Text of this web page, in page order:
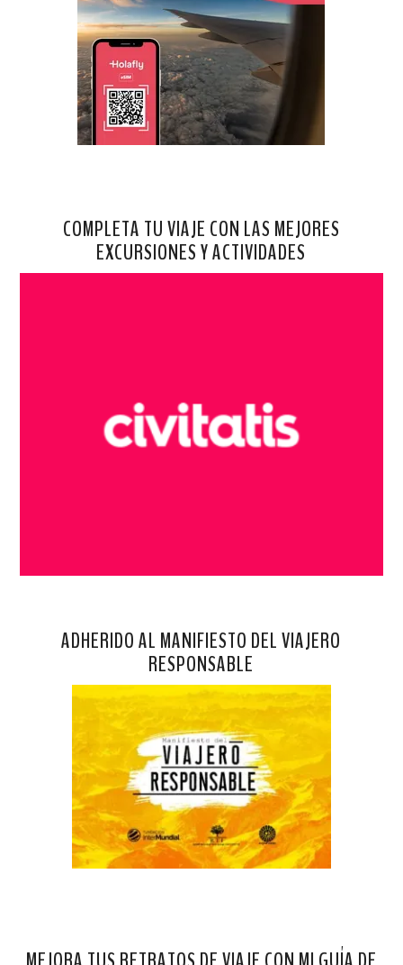
COMPLETA TU VIAJE CON LAS MEJORES
EXCURSIONES Y ACTIVIDADES
ADHERIDO AL MANIFIESTO DEL VIAJERO
RESPONSABLE